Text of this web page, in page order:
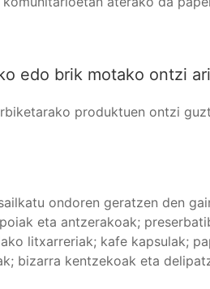
edo brik motako ontzi
produktuen ontzi
ondoren geratzen den
eta antzerakoak;
litxarreriak; kafe kapsulak;
bizarra kentzekoak eta